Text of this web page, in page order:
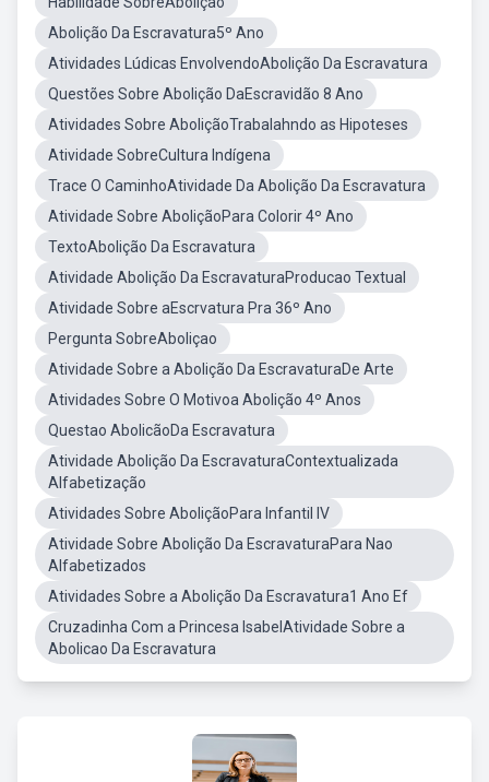
Abolição Da Escravatura5º Ano
Atividades Lúdicas EnvolvendoAbolição Da Escravatura
Questões Sobre Abolição DaEscravidão 8 Ano
Atividades Sobre AboliçãoTrabalahndo as Hipoteses
Atividade SobreCultura Indígena
Trace O CaminhoAtividade Da Abolição Da Escravatura
Atividade Sobre AboliçãoPara Colorir 4º Ano
TextoAbolição Da Escravatura
Atividade Abolição Da EscravaturaProducao Textual
Atividade Sobre aEscrvatura Pra 36º Ano
Pergunta SobreAboliçao
Atividade Sobre a Abolição Da EscravaturaDe Arte
Atividades Sobre O Motivoa Abolição 4º Anos
Questao AbolicãoDa Escravatura
Atividade Abolição Da EscravaturaContextualizada
Alfabetização
Atividades Sobre AboliçãoPara Infantil IV
Atividade Sobre Abolição Da EscravaturaPara Nao
Alfabetizados
Atividades Sobre a Abolição Da Escravatura1 Ano Ef
Cruzadinha Com a Princesa IsabelAtividade Sobre a
Abolicao Da Escravatura